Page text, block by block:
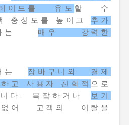
이드를 유도 할 수
충성도를 높이고 추가
는 매우 강력한
는 장바구니와 결제
고 사용자 친화적 으로
다. 복잡하거나 보기
어 고객의 이탈을